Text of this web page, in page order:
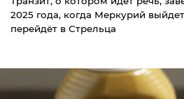
2025 года, когда Меркурий
перейдёт в Стрельца